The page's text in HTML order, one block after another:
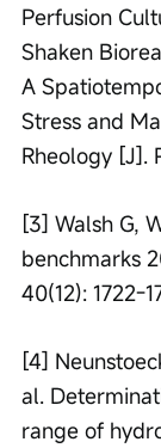
Perfusion
Shaken
A
Stress and
Rheology [J].
[3] Walsh G,
benchmarks
40(12): 1722-
[4]
al.
range of